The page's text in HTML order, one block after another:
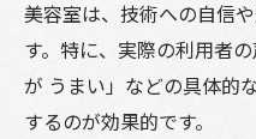
美容室は、技術への自信
す。特に、実際の利用者
が うまい」などの具体的
するのが効果的です。